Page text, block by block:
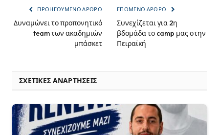
ΠΡΟΗΓΟΎΜΕΝΟ ΆΡΘΡΟ
Δυναμώνει το προπονητικό
team των ακαδημιών
μπάσκετ
ΕΠΌΜΕΝΟ ΆΡΘΡΟ
Συνεχίζεται για 2η
βδομάδα το camp μας στην
Πειραϊκή
ΣΧΕΤΙΚΈΣ ΑΝΑΡΤΉΣΕΙΣ